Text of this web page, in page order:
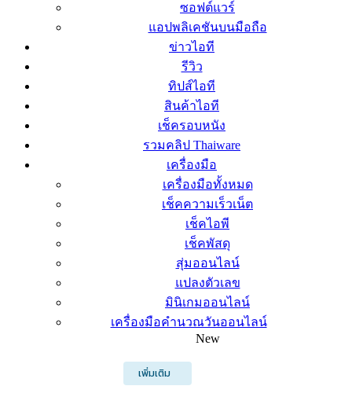
ซอฟต์แวร์
แอปพลิเคชันบนมือถือ
ข่าวไอที
รีวิว
ทิปส์ไอที
สินค้าไอที
เช็ครอบหนัง
รวมคลิป Thaiware
เครื่องมือ
เครื่องมือทั้งหมด
เช็คความเร็วเน็ต
เช็คไอพี
เช็คพัสดุ
สุ่มออนไลน์
แปลงตัวเลข
มินิเกมออนไลน์
เครื่องมือคำนวณวันออนไลน์
New
เพิ่มเติม